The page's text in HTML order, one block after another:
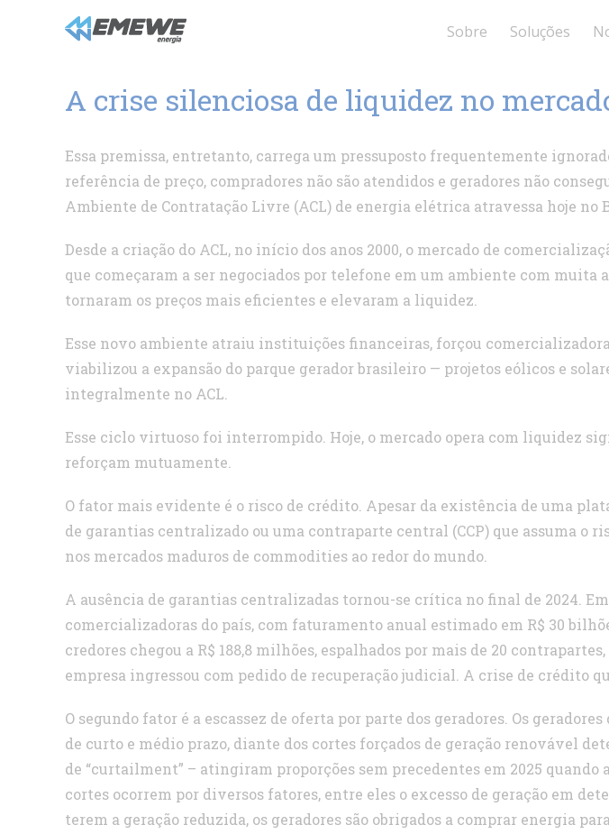
Sobre Soluções
A crise silenciosa de liquidez no
Essa premissa, entretanto, carrega um pressuposto frequentemente
referência de preço, compradores não são atendidos e geradores não
Ambiente de Contratação Livre (ACL) de energia elétrica atravessa hoje no
Desde a criação do ACL, no início dos anos 2000, o mercado de
que começaram a ser negociados por telefone em um ambiente com
tornaram os preços mais eficientes e elevaram a liquidez.
Esse novo ambiente atraiu instituições financeiras, forçou
viabilizou a expansão do parque gerador brasileiro — projetos eólicos e
integralmente no ACL.
Esse ciclo virtuoso foi interrompido. Hoje, o mercado opera com liquidez
reforçam mutuamente.
O fator mais evidente é o risco de crédito. Apesar da existência de uma
de garantias centralizado ou uma contraparte central (CCP) que assuma
nos mercados maduros de commodities ao redor do mundo.
A ausência de garantias centralizadas tornou-se crítica no final de 2024.
comercializadoras do país, com faturamento anual estimado em R$ 30
credores chegou a R$ 188,8 milhões, espalhados por mais de 20
empresa ingressou com pedido de recuperação judicial. A crise de crédito
O segundo fator é a escassez de oferta por parte dos geradores. Os
de curto e médio prazo, diante dos cortes forçados de geração renovável
de “curtailment” – atingiram proporções sem precedentes em 2025 quando
cortes ocorrem por diversos fatores, entre eles o excesso de geração em
terem a geração reduzida, os geradores são obrigados a comprar energia